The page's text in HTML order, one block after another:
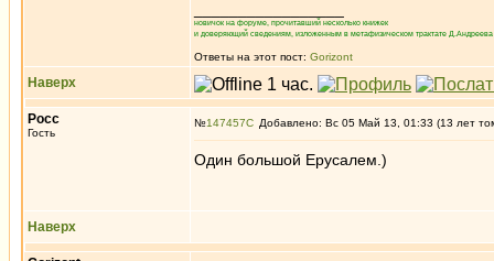
новичок на форуме, прочитавший несколько книжек
и доверяющий сведениям, изложенным в метафизическом трактате
Ответы на этот пост: Gorizont
Наверх
Росс
Гость
№147457 Добавлено: Вс 05 Май 13, 01:33 (13 лет
Один большой Ерусалем.)
Наверх